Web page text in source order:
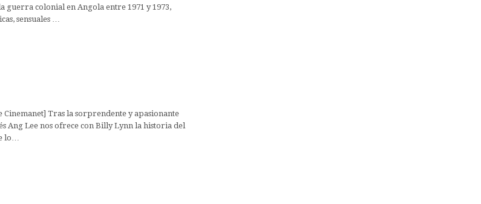
guerra colonial en Angola entre 1971 y 1973,
sensuales …
Tras la sorprendente y apasionante
Ang Lee nos ofrece con Billy Lynn la historia del
lo…